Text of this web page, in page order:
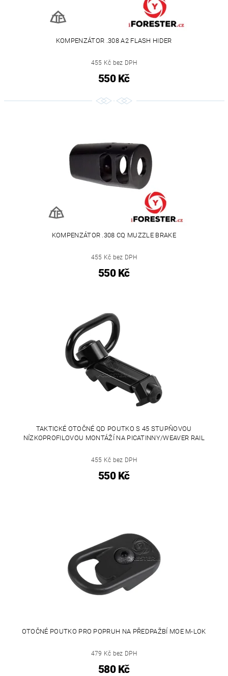
KOMPENZÁTOR .308 A2 FLASH HIDER
455 Kč bez DPH
550 Kč
KOMPENZÁTOR .308 CQ MUZZLE BRAKE
455 Kč bez DPH
550 Kč
TAKTICKÉ OTOČNÉ QD POUTKO S 45 STUPŇOVOU
NÍZKOPROFILOVOU MONTÁŽÍ NA PICATINNY/WEAVER RAIL
455 Kč bez DPH
550 Kč
OTOČNÉ POUTKO PRO POPRUH NA PŘEDPAŽBÍ MOE M-LOK
479 Kč bez DPH
580 Kč